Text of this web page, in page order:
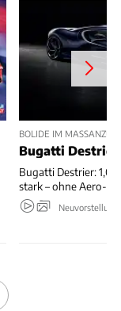
BOLIDE IM MASSANZUG
Bugatti
Bugatti Destrier: 1,00
stark – ohne Aero-